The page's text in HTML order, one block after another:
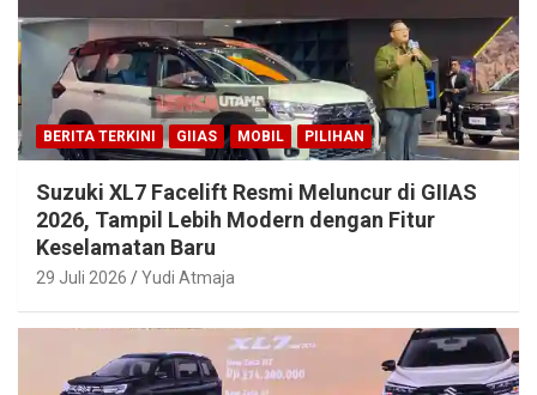
BERITA TERKINI GIIAS MOBIL PILIHAN
Suzuki XL7 Facelift Resmi Meluncur di GIIAS
2026, Tampil Lebih Modern dengan Fitur
Keselamatan Baru
29 Juli 2026 Yudi Atmaja